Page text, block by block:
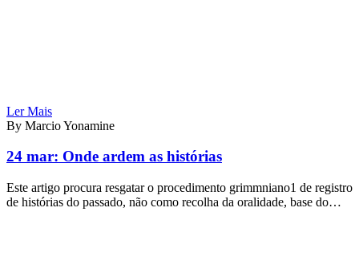
Ler Mais
By Marcio Yonamine
24 mar: Onde ardem as histórias
Este artigo procura resgatar o procedimento grimmniano1 de registro
de histórias do passado, não como recolha da oralidade, base do…